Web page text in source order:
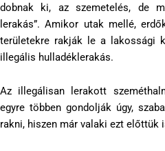
dobnak ki, az szemetelés, de
lerakás”. Amikor utak mellé,
területekre rakják le a lakossági
illegális hulladéklerakás.
Az illegálisan lerakott
egyre többen gondolják úgy,
rakni, hiszen már valaki ezt előttük